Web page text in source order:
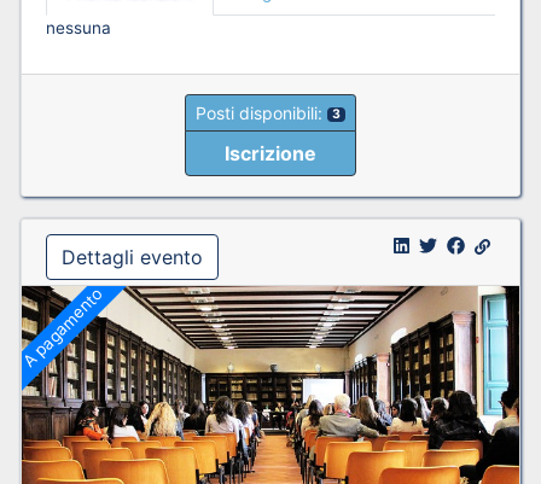
nessuna
Posti disponibili: 3
Iscrizione
Dettagli evento
A pagamento